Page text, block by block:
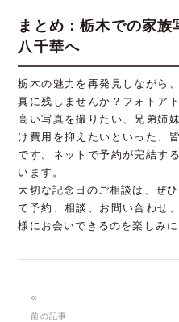
まとめ：栃木での家
八千華へ
栃木の魅力を再発見しながら
真に残しませんか？フォトア
高い写真を撮りたい、兄弟姉
け費用を抑えたいといった、
です。ネットで予約が完結す
います。
大切な記念日のご相談は、ぜ
で予約、相談、お問い合わせ
様にお会いできるのを楽しみに
«
前の記事